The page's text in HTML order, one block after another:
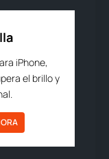
iPhone,
el brillo y